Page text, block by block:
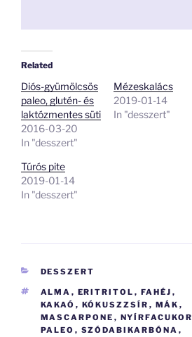
Related
Diós-gyümölcsös
paleo, glutén- és
laktózmentes süti
2016-03-20
In "desszert"
Mézeskalács
2019-01-14
In "desszert"
Túrós pite
2019-01-14
In "desszert"
KATEGÓRIÁK
DESSZERT
CÍMKÉK
ALMA , ERITRITOL , FAHÉJ ,
KAKAÓ , KÓKUSZZSÍR , MÁK ,
MASCARPONE , NYÍRFACUKOR
PALEO , SZÓDABIKARBÓNA ,